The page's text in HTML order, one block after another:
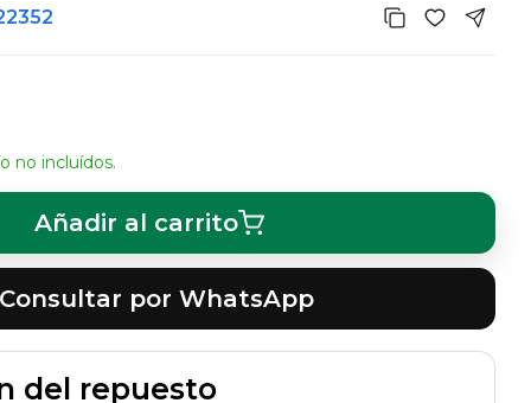
no incluídos.
Añadir al carrito
Consultar por WhatsApp
del repuesto